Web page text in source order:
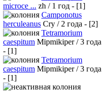
microce ... zh / 1 год - [1]
Camponotus
herculeanus Cry / 2 года - [2]
Tetramorium
caespitum Mipmikiper / 3 года
- [1]
Tetramorium
caespitum Mipmikiper / 3 года
- [1]